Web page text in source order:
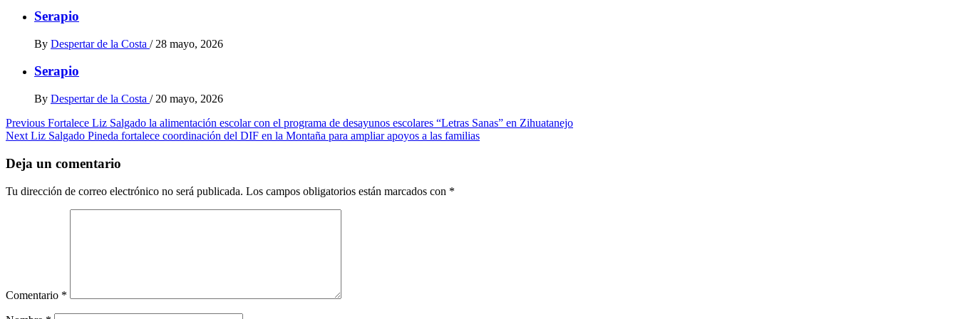
Serapio
By Despertar de la Costa / 28 mayo, 2026
Serapio
By Despertar de la Costa / 20 mayo, 2026
Post
navigation
Previous Fortalece Liz Salgado la alimentación escolar con el programa de desayunos escolares “Letras Sanas” en Zihuatanejo
Next Liz Salgado Pineda fortalece coordinación del DIF en la Montaña para ampliar apoyos a las familias
Deja un comentario
Tu dirección de correo electrónico no será publicada. Los campos obligatorios están marcados con *
Comentario *